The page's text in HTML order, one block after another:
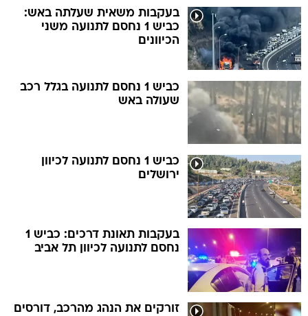
בעקבות משאית שעלתה באש:
כביש 1 נחסם לתנועה משני
הכיוונים
כביש 1 נחסם לתנועה בגלל רכב
שעולה באש
כביש 1 נחסם לתנועה לכיוון
ירושלים
בעקבות תאונת דרכים: כביש 1
נחסם לתנועה לכיוון תל אביב
זורקים את הנהג מהרכב, דורסים